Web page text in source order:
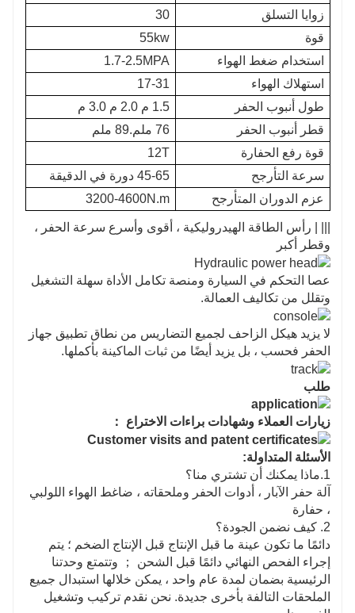
زوايا التسلق
30
قوة
55kw
استخدام ضغط الهواء
1.7-2.5MPA
استهلاك الهواء
17-31
طول أنبوب الحفر
1.5 م 2.0 م 3.0 م
قطر أنبوب الحفر
76 ملم.89 ملم
قوة رفع الحفارة
12T
سرعة التأرجح
45-65 دورة في الدقيقة
عزم الدوران المتأرجح
3200-4600N.m
||| | رأس الطاقة الهيدروليكية ، أقوى وأسرع سرعة الحفر ،
وقطر أكبر
عصا التحكم في السيارة ومنصة تكامل الأداة سهلة التشغيل
وتقلل من تكاليف العمالة.
لا يزيد هيكل الزاحف لجميع التضاريس من نطاق تطبيق جهاز
الحفر فحسب ، بل يزيد أيضًا من ثبات الماكينة بأكملها.
طلب
زيارات العملاء وشهادات براءات الاختراع ：
الأسئلة المتداولة:
1.ماذا يمكنك أن تشتري منا؟
آلة حفر الآبار ، أدوات الحفر وملحقاته ، ضاغط الهواء اللولبي
، حفارة
2. كيف نضمن الجودة؟
دائمًا ما تكون عينة ما قبل الإنتاج قبل الإنتاج الضخم ؛ يتم
إجراء الفحص النهائي دائمًا قبل الشحن ； وتتمتع وحدتنا
الرئيسية بضمان لمدة عام واحد ، يمكن خلالها استبدال جميع
الملحقات التالفة بأخرى جديدة. نحن نقدم تركيب وتشغيل